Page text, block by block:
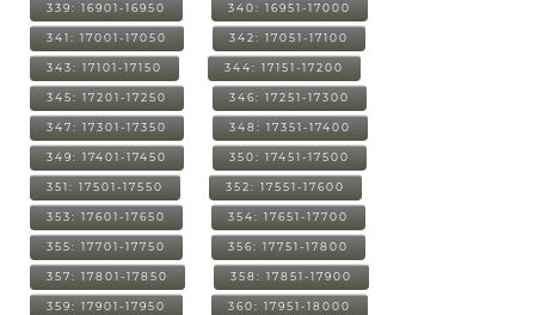
339: 16901-16950 340: 16951-17000
341: 17001-17050 342: 17051-17100
343: 17101-17150 344: 17151-17200
345: 17201-17250 346: 17251-17300
347: 17301-17350 348: 17351-17400
349: 17401-17450 350: 17451-17500
351: 17501-17550 352: 17551-17600
353: 17601-17650 354: 17651-17700
355: 17701-17750 356: 17751-17800
357: 17801-17850 358: 17851-17900
359: 17901-17950 360: 17951-18000